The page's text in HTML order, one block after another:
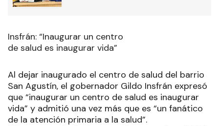
Insfrán: “Inaugurar un centro
de salud es inaugurar vida”
Al dejar inaugurado el centro de salud del barrio
San Agustín, el gobernador Gildo Insfrán expresó
que “inaugurar un centro de salud es inaugurar
vida” y admitió una vez más que es “un fanático
de la atención primaria a la salud”.